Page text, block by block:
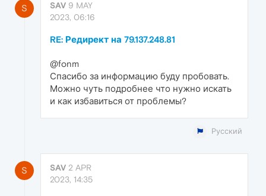
S SAV 9 MAY
2023, 06:16
RE: Редирект на 79.137.248.81
@fonm
Спасибо за информацию буду пробовать.
Можно чуть подробнее что нужно искать
и как избавиться от проблемы?
Русский
S SAV 2 APR
2023, 14:35